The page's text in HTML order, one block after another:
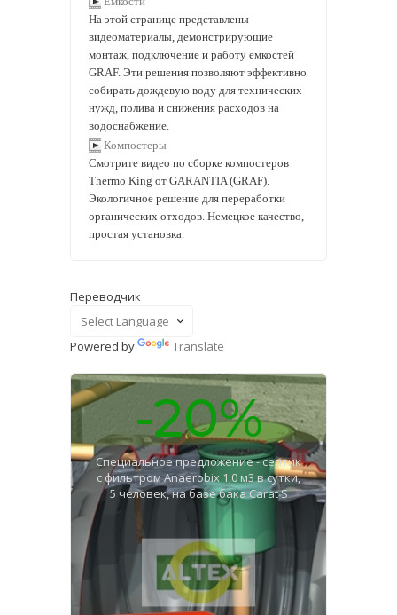
На этой странице представлены
видеоматериалы, демонстрирующие
монтаж, подключение и работу емкостей
GRAF. Эти решения позволяют эффективно
собирать дождевую воду для технических
нужд, полива и снижения расходов на
водоснабжение.
Компостеры
Смотрите видео по сборке компостеров
Thermo King от GARANTIA (GRAF).
Экологичное решение для переработки
органических отходов. Немецкое качество,
простая установка.
Переводчик
Powered by Translate
-20%
Специальное предложение - септик
с фильтром Anaerobix 1,0 м3 в сутки,
5 человек, на базе бака Carat S